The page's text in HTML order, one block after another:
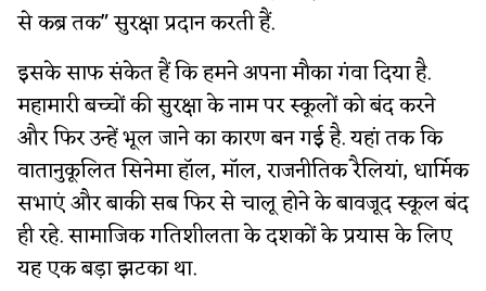
से कब्र तक" सुरक्षा प्रदान करती हैं.
इसके साफ संकेत हैं कि हमने अपना मौका गंवा दिया है.
महामारी बच्चों की सुरक्षा के नाम पर स्कूलों को बंद करने
और फिर उन्हें भूल जाने का कारण बन गई है. यहां तक कि
वातानुकूलित सिनेमा हॉल, मॉल, राजनीतिक रैलियां, धार्मिक
सभाएं और बाकी सब फिर से चालू होने के बावजूद स्कूल बंद
ही रहे. सामाजिक गतिशीलता के दशकों के प्रयास के लिए
यह एक बड़ा झटका था.